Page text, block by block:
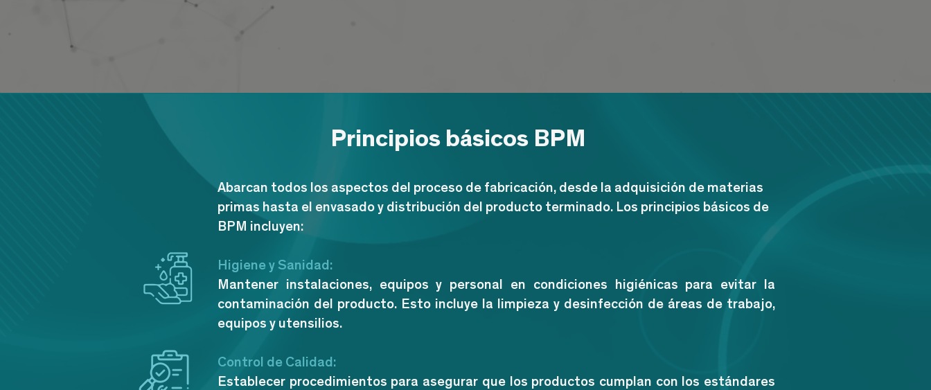
Principios básicos BPM
Abarcan todos los aspectos del proceso de fabricación, desde la adquisición de materias
primas hasta el envasado y distribución del producto terminado. Los principios básicos de
BPM incluyen:
Higiene y Sanidad:
Mantener instalaciones, equipos y personal en condiciones higiénicas para evitar la
contaminación del producto. Esto incluye la limpieza y desinfección de áreas de trabajo,
equipos y utensilios.
Control de Calidad:
Establecer procedimientos para asegurar que los productos cumplan con los estándares